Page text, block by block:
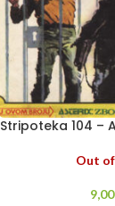
Stripoteka 104 –
Out
9,00